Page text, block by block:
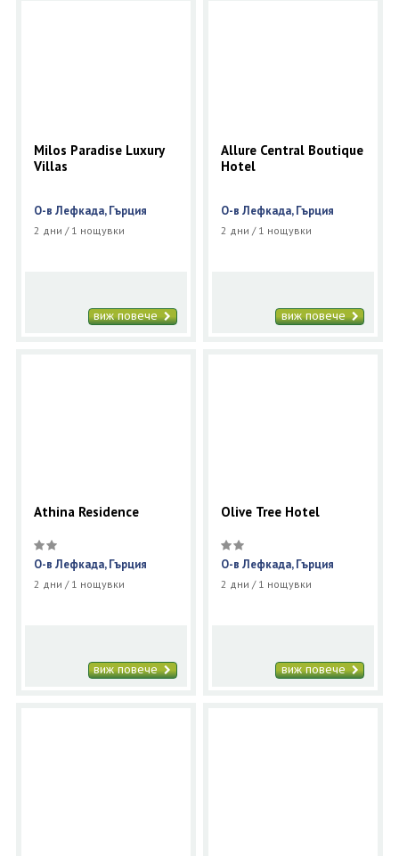
Milos Paradise Luxury
Villas
О-в Лефкада, Гърция
2 дни / 1 нощувки
виж повече
Allure Central Boutique
Hotel
О-в Лефкада, Гърция
2 дни / 1 нощувки
виж повече
Athina Residence
О-в Лефкада, Гърция
2 дни / 1 нощувки
виж повече
Olive Tree Hotel
О-в Лефкада, Гърция
2 дни / 1 нощувки
виж повече